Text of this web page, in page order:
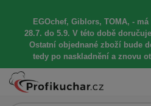
EGOchef, Giblors, TOMA, - má
28.7. do 5.9. V této době
Ostatní objednané zboží bude
tedy po naskladnění a znovu